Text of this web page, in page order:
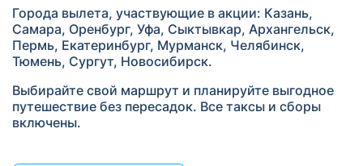
Города вылета, участвующие в акции: Казань,
Самара, Оренбург, Уфа, Сыктывкар, Архангельск,
Пермь, Екатеринбург, Мурманск, Челябинск,
Тюмень, Сургут, Новосибирск.
Выбирайте свой маршрут и планируйте выгодное
путешествие без пересадок. Все таксы и сборы
включены.